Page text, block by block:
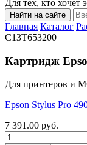
Для тех, кто хочет
Найти на сайте
Главная Каталог
C13T653200
Картридж
Для принтеров и
Epson Stylus Pro
7 391.00 руб.